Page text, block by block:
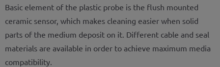
Basic element of the plastic probe is the flush mounted
ceramic sensor, which makes cleaning easier when solid
parts of the medium deposit on it. Different cable and seal
materials are available in order to achieve maximum media
compatibility.